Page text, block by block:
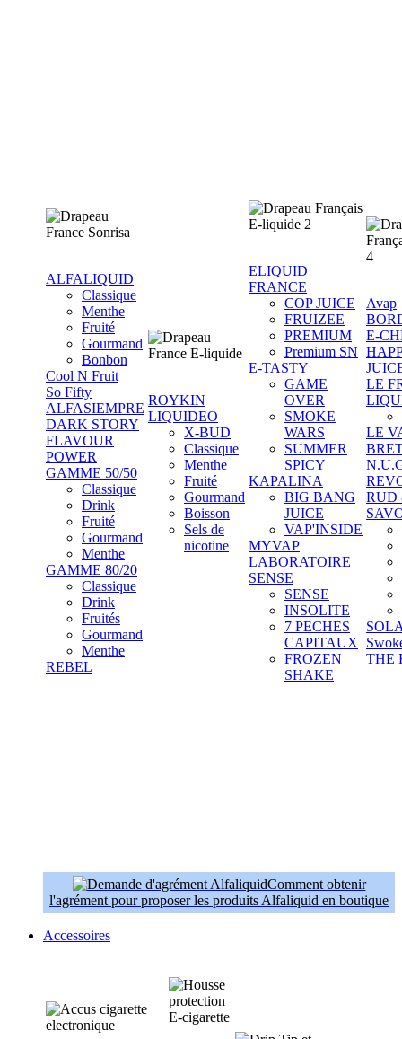
ALFALIQUID
Classique
Menthe
Fruité
Gourmand
Bonbon
Cool N Fruit
So Fifty
ALFASIEMPRE
DARK STORY
FLAVOUR
POWER
GAMME 50/50
Classique
Drink
Fruité
Gourmand
Menthe
GAMME 80/20
Classique
Drink
Fruités
Gourmand
Menthe
REBEL
ROYKIN
LIQUIDEO
X-BUD
Classique
Menthe
Fruité
Gourmand
Boisson
Sels de
nicotine
ELIQUID
FRANCE
COP JUICE
FRUIZEE
PREMIUM
Premium SN
E-TASTY
GAME
OVER
SMOKE
WARS
SUMMER
SPICY
KAPALINA
BIG BANG
JUICE
VAP'INSIDE
MYVAP
LABORATOIRE
SENSE
SENSE
INSOLITE
7 PECHES
CAPITAUX
FROZEN
SHAKE
Avap
E-
LE
LE
RUD
THE
Comment obtenir
l'agrément pour proposer les produits Alfaliquid en boutique
Accessoires